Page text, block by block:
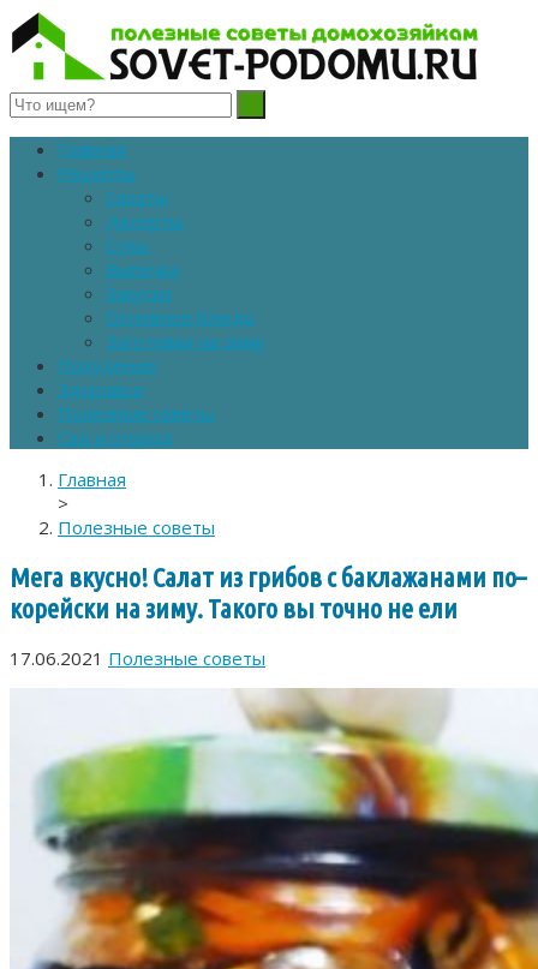
Полезные советы домохозяйкам
Главная
Рецепты
Салаты
Десерты
Супы
Выпечка
Закуски
Основное блюдо
Заготовки на зиму
Похудение
Здоровье
Полезные советы
Сад и огород
Главная
>
Полезные советы
Мега вкусно! Салат из грибов с баклажанами по–
корейски на зиму. Такого вы точно не ели
17.06.2021 Полезные советы